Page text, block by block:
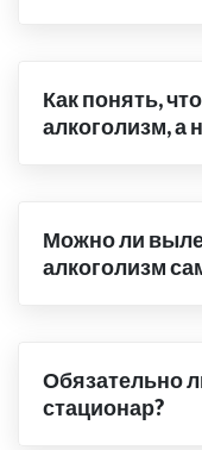
Как понять,
алкоголизм, а
Можно ли
алкоголизм
Обязательно
стационар?